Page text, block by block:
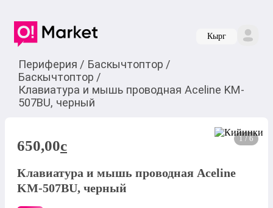
Кырг
Периферия / Баскычтоптор /
Баскычтоптор /
Клавиатура и мышь проводная Aceline KM-
507BU, черный
1 / 6
650,00c
Клавиатура и мышь проводная Aceline
KM-507BU, черный